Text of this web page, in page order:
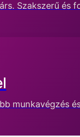
Szakszerű és
munkavégzés